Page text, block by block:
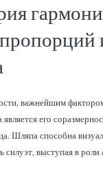
важнейшим
является его
Шляпа способна
силуэт, выступая в роли